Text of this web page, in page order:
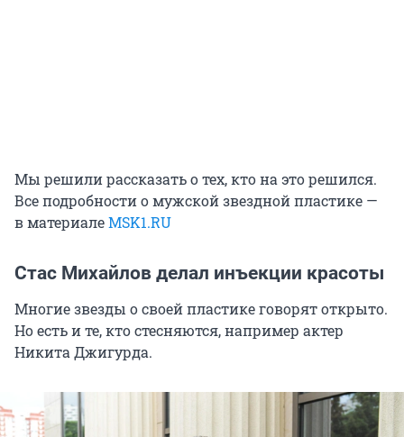
Мы решили рассказать о тех, кто на это решился.
Все подробности о мужской звездной пластике —
в материалеMSK1.RU
Стас Михайлов делал инъекции красоты
Многие звезды о своей пластике говорят открыто.
Но есть и те, кто стесняются, например актер
Никита Джигурда.